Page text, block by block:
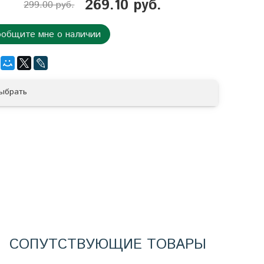
299.00 руб. 269.10 руб.
мне о наличии
СОПУТСТВУЮЩИЕ ТОВАРЫ